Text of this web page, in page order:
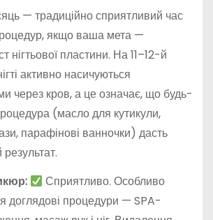
— традиційно сприятливий час
якщо ваша мета —
нігтьової пластини. На 11–12-й
активно насичуються
через кров, а це означає, що будь-
(масло для кутикули,
парафінові ванночки) дасть
Сприятливо. Особливо
доглядові процедури — SPA-